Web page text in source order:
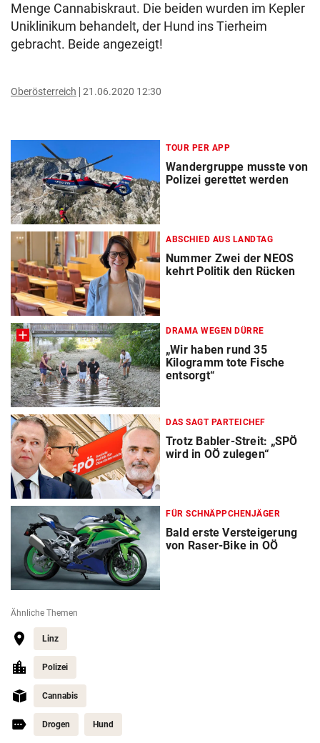
Menge Cannabiskraut. Die beiden wurden im Kepler
Uniklinikum behandelt, der Hund ins Tierheim
gebracht. Beide angezeigt!
Oberösterreich 21.06.2020 12:30
TOUR PER APP
Wandergruppe musste von
Polizei gerettet werden
ABSCHIED AUS LANDTAG
Nummer Zwei der NEOS
kehrt Politik den Rücken
DRAMA WEGEN DÜRRE
„Wir haben rund 35
Kilogramm tote Fische
entsorgt“
DAS SAGT PARTEICHEF
Trotz Babler-Streit: „SPÖ
wird in OÖ zulegen“
FÜR SCHNÄPPCHENJÄGER
Bald erste Versteigerung
von Raser-Bike in OÖ
Ähnliche Themen
Linz
Polizei
Cannabis
Drogen Hund